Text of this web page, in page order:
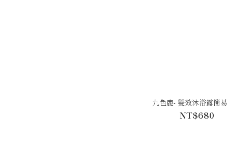
九色鹿- 雙效沐浴露簡
NT$680